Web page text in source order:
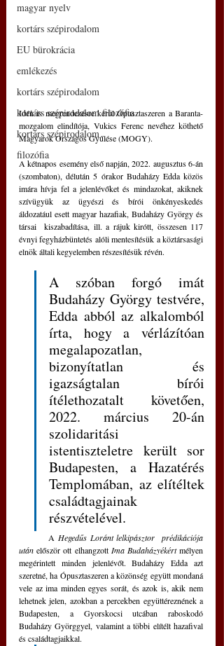
magyar nyelv
kortárs szépirodalom
EU bürokrácia
emlékezés
kortárs szépirodalom
kortárs szépirodalom filozófia
kortárs szépirodalom
filozófia
Idén is megrendezésre kerül Ópusztaszeren a Baranta-
mozgalom elindítója, Vukics Ferenc nevéhez köthető
Magyarok Országos Gyűlése (MOGY).
A kétnapos esemény első napján, 2022. augusztus 6-án
(szombaton), délután 5 órakor Budaházy Edda közös
imára hívja fel a jelenlévőket és mindazokat, akiknek
szívügyük az ügyészi és bírói önkényeskedés
áldozatául esett magyar hazafiak, Budaházy György és
társai  kiszabadítása, ill. a rájuk kirótt, összesen 117
évnyi fegyházbüntetés alóli mentesítésük a köztársasági
elnök általi kegyelemben részesítésük révén.
A szóban forgó imát
Budaházy György testvére,
Edda abból az alkalomból
írta, hogy a vérlázítóan
megalapozatlan,
bizonyítatlan és
igazságtalan bírói
ítélethozatalt követően,
2022. március 20-án
szolidaritási
istentiszteletre került sor
Budapesten, a Hazatérés
Templomában, az elítéltek
családtagjainak
részvételével.
	A
Hegedűs Loránt lelkipásztor  prédikációja
után először ott elhangzott Ima Budaházyékért mélyen
megérintett minden jelenlévőt. Budaházy Edda azt
szeretné, ha Ópusztaszeren a közönség együtt mondaná
vele az ima minden egyes sorát, és azok is, akik nem
lehetnek jelen, azokban a percekben együttéreznének a
Budapesten, a Gyorskocsi utcában raboskodó
Budaházy Györggyel, valamint a többi elítélt hazafival
és családtagjaikkal.